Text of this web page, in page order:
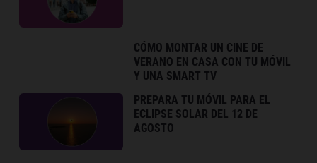
CÓMO MONTAR UN CINE DE
VERANO EN CASA CON TU MÓVIL
Y UNA SMART TV
PREPARA TU MÓVIL PARA EL
ECLIPSE SOLAR DEL 12 DE
AGOSTO